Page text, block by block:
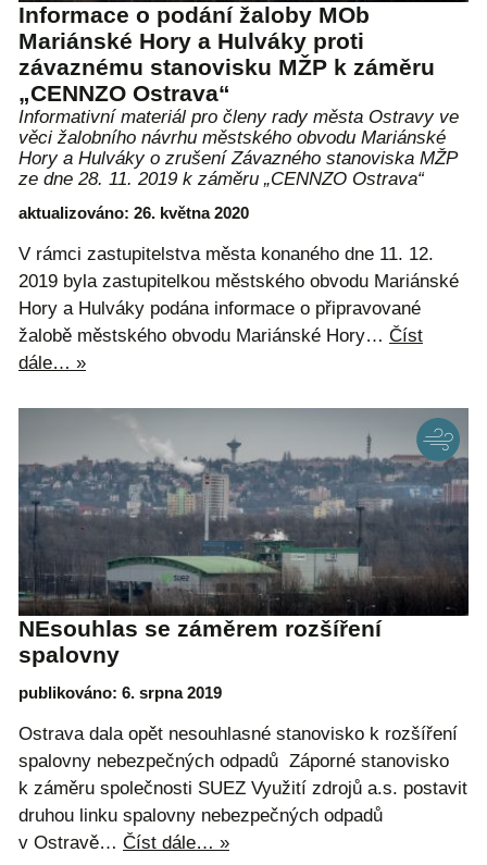
Informace o podání žaloby MOb
Mariánské Hory a Hulváky proti
závaznému stanovisku MŽP k záměru
„CENNZO Ostrava“
Informativní materiál pro členy rady města Ostravy ve
věci žalobního návrhu městského obvodu Mariánské
Hory a Hulváky o zrušení Závazného stanoviska MŽP
ze dne 28. 11. 2019 k záměru „CENNZO Ostrava“
aktualizováno: 26. května 2020
V rámci zastupitelstva města konaného dne 11. 12.
2019 byla zastupitelkou městského obvodu Mariánské
Hory a Hulváky podána informace o připravované
žalobě městského obvodu Mariánské Hory… Číst
dále… »
NEsouhlas se záměrem rozšíření
spalovny
publikováno: 6. srpna 2019
Ostrava dala opět nesouhlasné stanovisko k rozšíření
spalovny nebezpečných odpadů Záporné stanovisko
k záměru společnosti SUEZ Využití zdrojů a.s. postavit
druhou linku spalovny nebezpečných odpadů
v Ostravě… Číst dále… »